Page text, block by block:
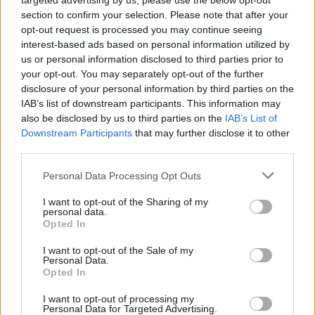
section to confirm your selection. Please note that after your
opt-out request is processed you may continue seeing
interest-based ads based on personal information utilized by
us or personal information disclosed to third parties prior to
your opt-out. You may separately opt-out of the further
disclosure of your personal information by third parties on the
IAB’s list of downstream participants. This information may
also be disclosed by us to third parties on the IAB’s List of
Downstream Participants that may further disclose it to other
Personal Data Processing Opt Outs
I want to opt-out of the Sharing of my
personal data.
Opted In
I want to opt-out of the Sale of my
Personal Data.
Opted In
I want to opt-out of processing my
Personal Data for Targeted Advertising.
Также были популярны икра, благородные сыры
и вяленое мясо, а среди фруктов – черника,
ананасы и манго, которые идеально подходят
для изысканных закусок. Если вы планируете
идти в гости, не забудьте взять с собой букет
интереснее и веселее.
Спокойный отдых дома
После активных праздников 1 января –
прекрасная возможность провести день